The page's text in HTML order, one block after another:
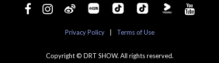
Privacy Policy| Terms of Use
Copyright © DRT SHOW. All rights reserved.